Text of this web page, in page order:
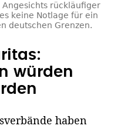
Angesichts rückläufiger
keine Notlage für ein
deutschen Grenzen.
würden
haben